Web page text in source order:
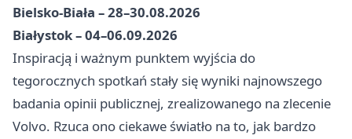
Bielsko-Biała – 28–30.08.2026
Białystok – 04–06.09.2026
Inspiracją i ważnym punktem wyjścia do
tegorocznych spotkań stały się wyniki najnowszego
badania opinii publicznej, zrealizowanego na zlecenie
Volvo. Rzuca ono ciekawe światło na to, jak bardzo